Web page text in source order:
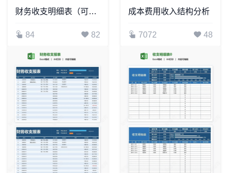
财务收支明细表（可查询）
84 82
成本费用收入结构分析
7072 48